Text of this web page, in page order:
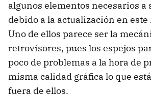
algunos elementos necesarios a
debido a la actualización en
Uno de ellos parece ser la
retrovisores, pues los espejos
poco de problemas a la hora de
misma calidad gráfica lo que
fuera de ellos.